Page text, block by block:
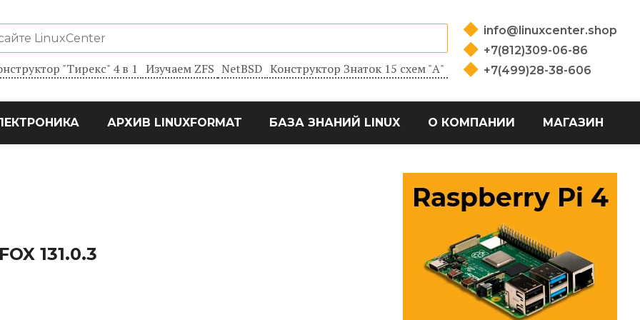
"Тирекс" 4 в 1 Изучаем ZFS NetBSD Конструктор Знаток 15 схем "А"
info@linuxcenter.shop
+7(812)309-06-86
+7(499)28-38-606
АРХИВ LINUXFORMAT БАЗА ЗНАНИЙ LINUX О КОМПАНИИ МАГАЗИН
131.0.3